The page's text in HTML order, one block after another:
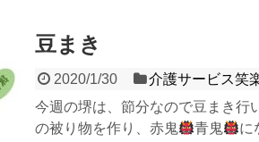
豆まき
2020/1/30
介護サービス
今週の堺は、節分なので豆まき行
の被り物を作り、赤鬼
青鬼
に